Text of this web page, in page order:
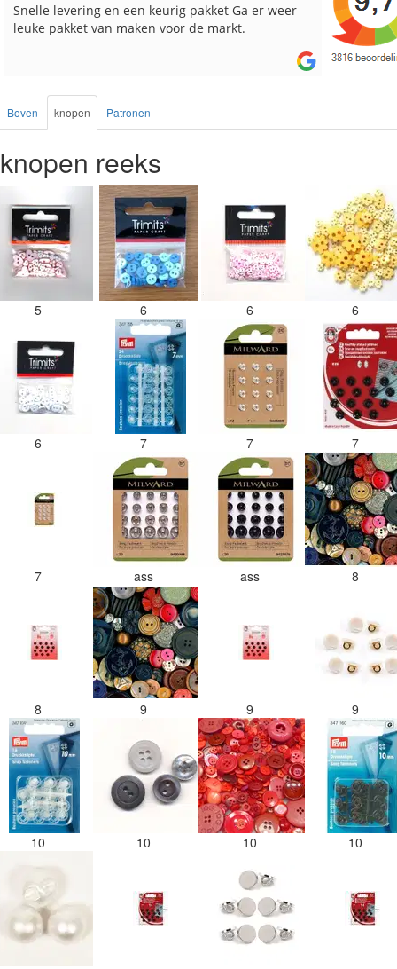
Reeds meerdere keren breigaren en breinaalden
besteld, altijd heel tevreden over de service.
Snelle
Boven knopen Patronen
knopen reeks
5 6 6 6
6 7 7 7
7 ass ass 8
8 9 9 9
10 10 10 10